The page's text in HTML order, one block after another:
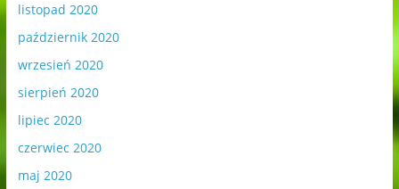
listopad 2020
październik 2020
wrzesień 2020
sierpień 2020
lipiec 2020
czerwiec 2020
maj 2020